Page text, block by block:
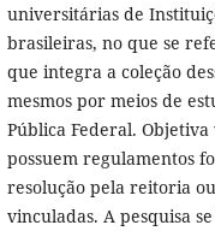
universitárias de
brasileiras, no que se
que integra a coleção
mesmos por meios de
Pública Federal.
possuem regulamentos
resolução pela reitoria
vinculadas. A pesquisa